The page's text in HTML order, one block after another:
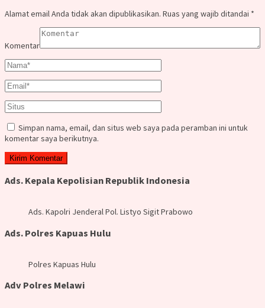
Alamat email Anda tidak akan dipublikasikan. Ruas yang wajib ditandai *
Komentar
Simpan nama, email, dan situs web saya pada peramban ini untuk
komentar saya berikutnya.
Ads. Kepala Kepolisian Republik Indonesia
Ads. Kapolri Jenderal Pol. Listyo Sigit Prabowo
Ads. Polres Kapuas Hulu
Polres Kapuas Hulu
Adv Polres Melawi